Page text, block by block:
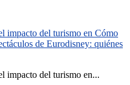
impacto del turismo en Cómo
de Eurodisney: quiénes
impacto del turismo en...